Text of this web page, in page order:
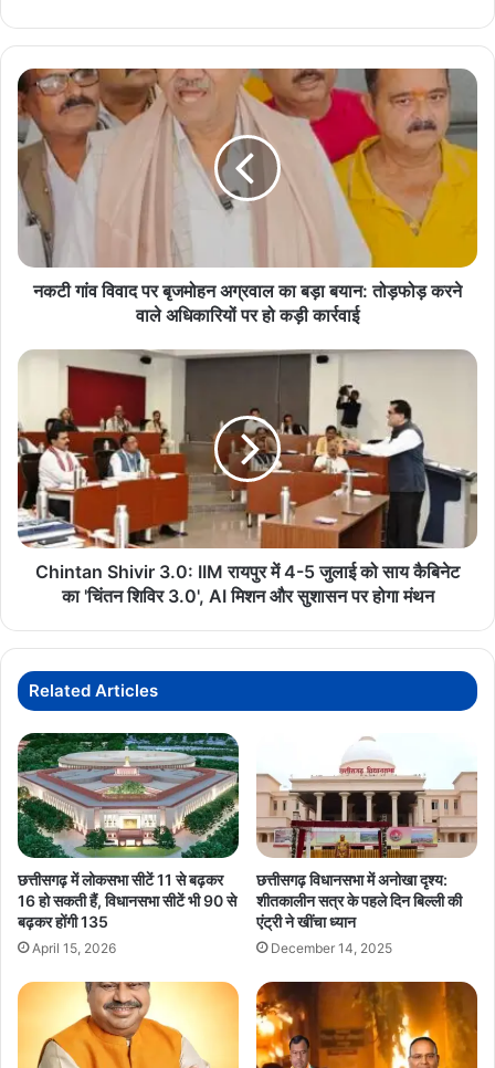
गई है। किसानों और महिला समूहों को वैज्ञानिक तकनीकों का प्रशिक्षण भी दिया जा
चुका है।
Agriculture News Chhattisgarh Makhana
Kurud News Ramvichar Netam
नकटी
गांव
विवाद
पर
बृजमोहन
अग्रवाल
का
बयान:
तोड़फोड़
अधिकारियों
कड़ी
कार्रवाई
नकटी गांव विवाद पर बृजमोहन अग्रवाल का बड़ा बयान: तोड़फोड़ करने
वाले अधिकारियों पर हो कड़ी कार्रवाई
Chintan
IIM
रायपुर
में
4-
5
जुलाई
शिविर
3.0',
AI
मिशन
और
सुशासन
पर
होगा
मंथन
Chintan Shivir 3.0: IIM रायपुर में 4-5 जुलाई को साय कैबिनेट
का 'चिंतन शिविर 3.0', AI मिशन और सुशासन पर होगा मंथन
Related Articles
छत्तीसगढ़ में लोकसभा सीटें 11 से बढ़कर
16 हो सकती हैं, विधानसभा सीटें भी 90 से
बढ़कर होंगी 135
April 15, 2026
छत्तीसगढ़ विधानसभा में अनोखा दृश्य:
शीतकालीन सत्र के पहले दिन बिल्ली की
एंट्री ने खींचा ध्यान
December 14, 2025